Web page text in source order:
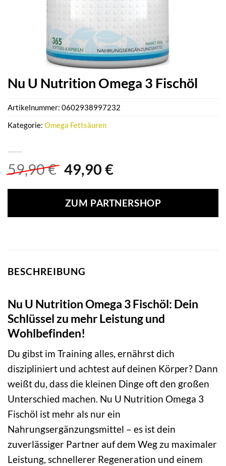
Nu U Nutrition Omega 3 Fischöl
59,90€ Ursprünglicher
war:
59,90 €
49,90 €Aktueller
ist:
49,90 €.
ZUM PARTNERSHOP
Artikelnummer: 0602938997232
Kategorie: Omega Fettsäuren
BESCHREIBUNG
Nu U Nutrition Omega 3 Fischöl: Dein
Schlüssel zu mehr Leistung und
Wohlbefinden!
Du gibst im Training alles, ernährst dich
diszipliniert und achtest auf deinen Körper? Dann
weißt du, dass die kleinen Dinge oft den großen
Unterschied machen. Nu U Nutrition Omega 3
Fischöl ist mehr als nur ein
Nahrungsergänzungsmittel – es ist dein
zuverlässiger Partner auf dem Weg zu maximaler
Leistung, schnellerer Regeneration und einem